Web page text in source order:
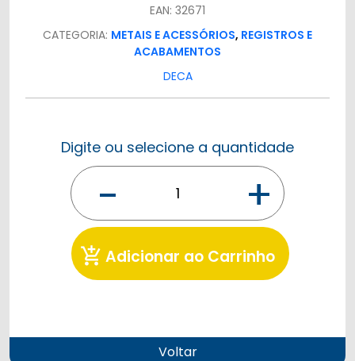
EAN: 32671
CATEGORIA: METAIS E ACESSÓRIOS, REGISTROS E
ACABAMENTOS
DECA
Digite ou selecione a quantidade
- +
add_shopping_cart Adicionar ao Carrinho
Voltar